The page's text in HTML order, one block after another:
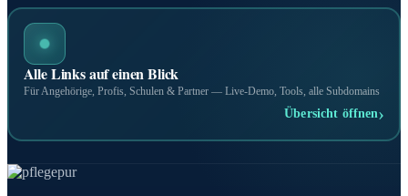
Alle Links auf einen Blick
Für Angehörige, Profis, Schulen & Partner — Live-Demo, Tools, alle Subdomains
Übersicht öffnen›